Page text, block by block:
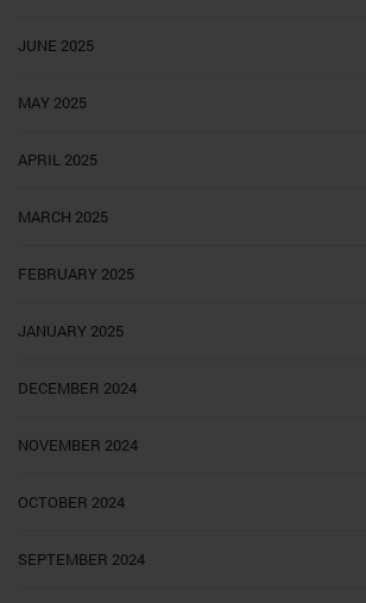
JUNE 2025
MAY 2025
APRIL 2025
MARCH 2025
FEBRUARY 2025
JANUARY 2025
DECEMBER 2024
NOVEMBER 2024
OCTOBER 2024
SEPTEMBER 2024